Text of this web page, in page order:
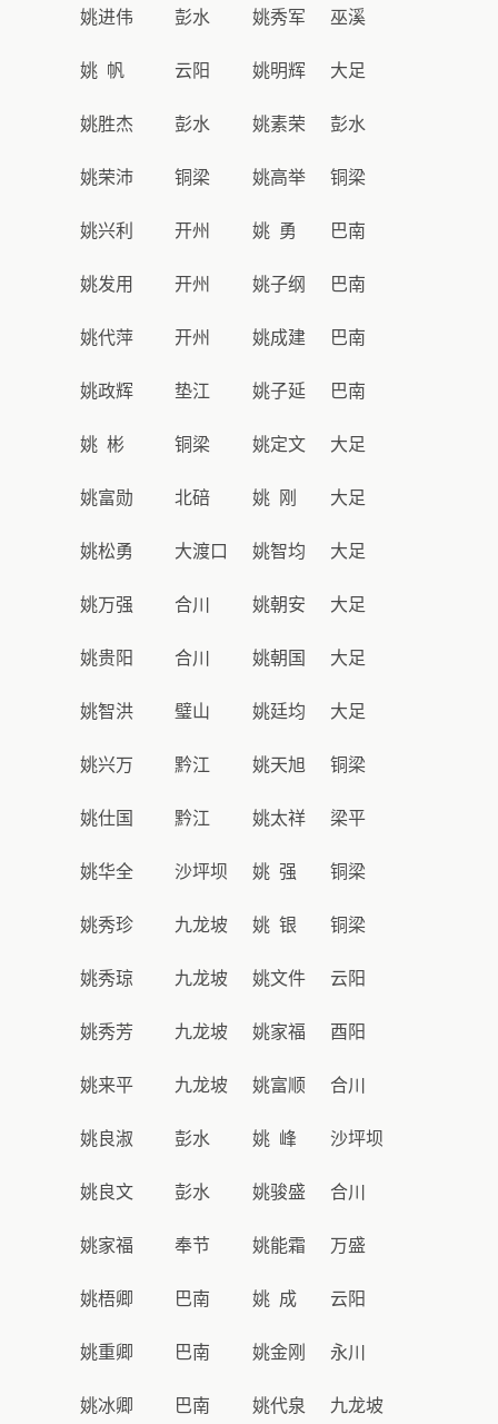
姚进伟 彭水 姚秀军 巫溪
姚 帆 云阳 姚明辉 大足
姚胜杰 彭水 姚素荣 彭水
姚荣沛 铜梁 姚高举 铜梁
姚兴利 开州 姚 勇 巴南
姚发用 开州 姚子纲 巴南
姚代萍 开州 姚成建 巴南
姚政辉 垫江 姚子延 巴南
姚 彬 铜梁 姚定文 大足
姚富勋 北碚 姚 刚 大足
姚松勇 大渡口 姚智均 大足
姚万强 合川 姚朝安 大足
姚贵阳 合川 姚朝国 大足
姚智洪 璧山 姚廷均 大足
姚兴万 黔江 姚天旭 铜梁
姚仕国 黔江 姚太祥 梁平
姚华全 沙坪坝 姚 强 铜梁
姚秀珍 九龙坡 姚 银 铜梁
姚秀琼 九龙坡 姚文件 云阳
姚秀芳 九龙坡 姚家福 酉阳
姚来平 九龙坡 姚富顺 合川
姚良淑 彭水 姚 峰 沙坪坝
姚良文 彭水 姚骏盛 合川
姚家福 奉节 姚能霜 万盛
姚梧卿 巴南 姚 成 云阳
姚重卿 巴南 姚金刚 永川
姚冰卿 巴南 姚代泉 九龙坡